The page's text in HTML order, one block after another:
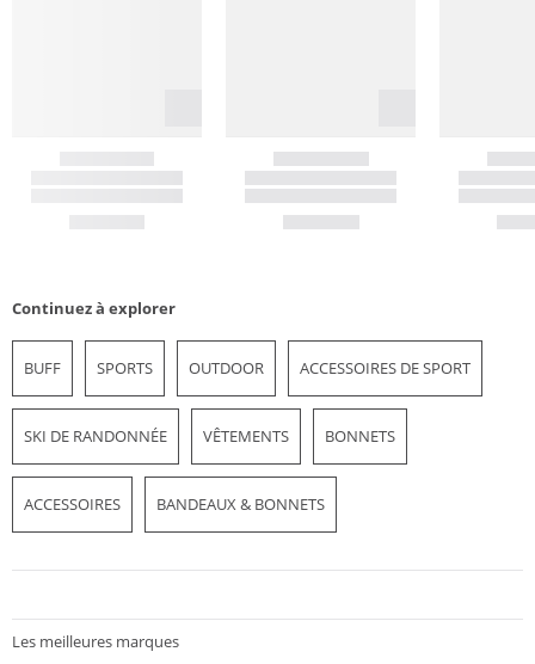
Continuez à explorer
BUFF SPORTS OUTDOOR ACCESSOIRES DE SPORT
SKI DE RANDONNÉE VÊTEMENTS BONNETS
ACCESSOIRES BANDEAUX & BONNETS
Les meilleures marques